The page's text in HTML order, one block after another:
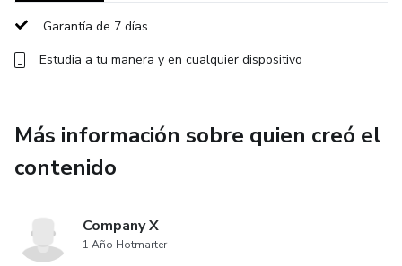
Garantía de 7 días
Estudia a tu manera y en cualquier dispositivo
Más información sobre quien creó el
contenido
Company X
1 Año Hotmarter